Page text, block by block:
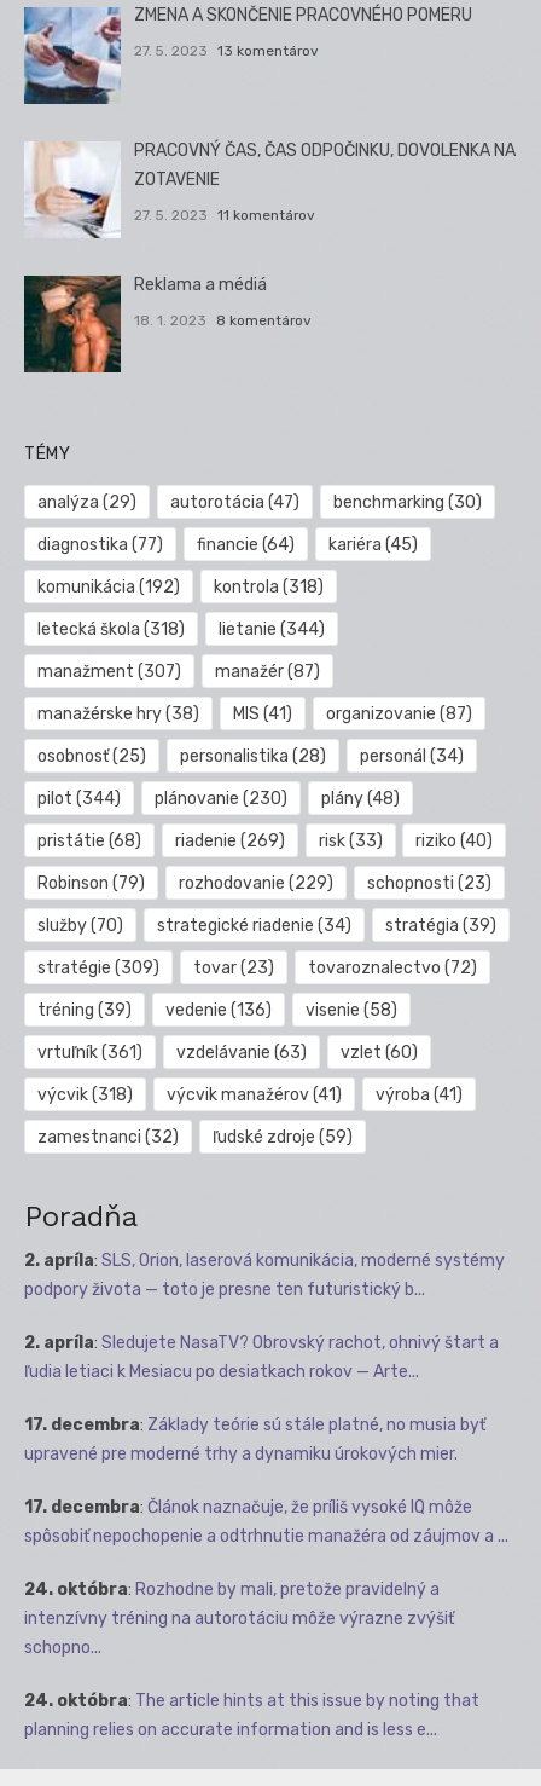
ZMENA A SKONČENIE PRACOVNÉHO POMERU
27. 5. 2023 13 komentárov
PRACOVNÝ ČAS, ČAS ODPOČINKU, DOVOLENKA NA
ZOTAVENIE
27. 5. 2023 11 komentárov
Reklama a médiá
18. 1. 2023 8 komentárov
TÉMY
analýza (29) autorotácia (47) benchmarking (30)
diagnostika (77) financie (64) kariéra (45)
komunikácia (192) kontrola (318)
letecká škola (318) lietanie (344)
manažment (307) manažér(87)
manažérske hry(38) MIS (41) organizovanie (87)
osobnosť(25) personalistika (28) personál (34)
pilot (344) plánovanie (230) plány(48)
pristátie (68) riadenie (269) risk(33) riziko (40)
Robinson (79) rozhodovanie (229) schopnosti (23)
služby(70) strategické riadenie (34) stratégia (39)
stratégie (309) tovar(23) tovaroznalectvo (72)
tréning (39) vedenie (136) visenie (58)
vrtuľník(361) vzdelávanie (63) vzlet (60)
výcvik(318) výcvik manažérov(41) výroba (41)
zamestnanci (32) ľudské zdroje (59)
Poradňa
2. apríla: SLS, Orion, laserová komunikácia, moderné systémy
podpory života — toto je presne ten futuristický b...
2. apríla: Sledujete NasaTV? Obrovský rachot, ohnivý štart a
ľudia letiaci k Mesiacu po desiatkach rokov — Arte...
17. decembra: Základy teórie sú stále platné, no musia byť
upravené pre moderné trhy a dynamiku úrokových mier.
17. decembra: Článok naznačuje, že príliš vysoké IQ môže
spôsobiť nepochopenie a odtrhnutie manažéra od záujmov a ...
24. októbra: Rozhodne by mali, pretože pravidelný a
intenzívny tréning na autorotáciu môže výrazne zvýšiť
schopno...
24. októbra: The article hints at this issue by noting that
planning relies on accurate information and is less e...